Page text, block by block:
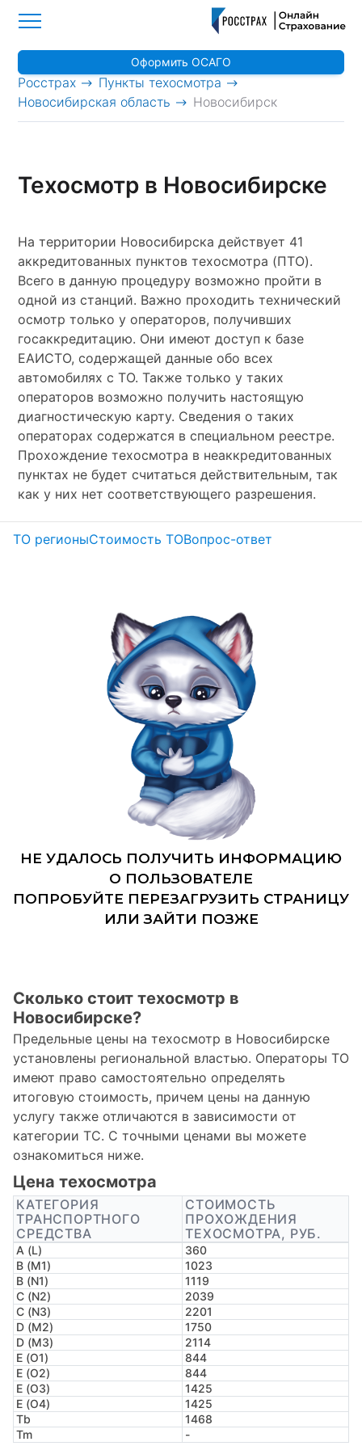
Росстрах > Пункты техосмотра
>
Новосибирская область
> Новосибирск
Оформить ОСАГО
Техосмотр в Новосибирске
На территории Новосибирска действует 41
аккредитованных пунктов техосмотра (ПТО).
Всего в данную процедуру возможно пройти в
одной из станций. Важно проходить технический
осмотр только у операторов, получивших
госаккредитацию. Они имеют доступ к базе
ЕАИСТО, содержащей данные обо всех
автомобилях с ТО. Также только у таких
операторов возможно получить настоящую
диагностическую карту. Сведения о таких
операторах содержатся в специальном реестре.
Прохождение техосмотра в неаккредитованных
пунктах не будет считаться действительным, так
как у них нет соответствующего разрешения.
ТО регионыСтоимость ТОВопрос-ответ
Сколько стоит техосмотр в
Новосибирске?
Предельные цены на техосмотр в Новосибирске
установлены региональной властью. Операторы ТО
имеют право самостоятельно определять
итоговую стоимость, причем цены на данную
услугу также отличаются в зависимости от
категории ТС. С точными ценами вы можете
ознакомиться ниже.
Цена техосмотра
КАТЕГОРИЯ
ТРАНСПОРТНОГО
СРЕДСТВА
СТОИМОСТЬ
ПРОХОЖДЕНИЯ
ТЕХОСМОТРА, РУБ.
A (L)
360
B (M1)
1023
B (N1)
1119
C (N2)
2039
C (N3)
2201
D (M2)
1750
D (M3)
2114
E (O1)
844
E (O2)
844
E (O3)
1425
E (O4)
1425
Tb
1468
Tm
-